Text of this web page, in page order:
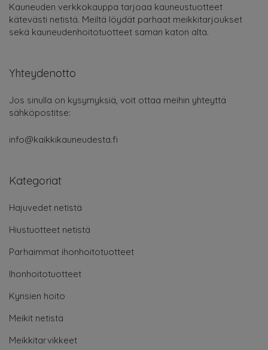
Kauneuden verkkokauppa tarjoaa kauneustuotteet
kätevästi netistä. Meiltä löydät parhaat meikkitarjoukset
sekä kauneudenhoitotuotteet saman katon alta.
Yhteydenotto
Jos sinulla on kysymyksiä, voit ottaa meihin yhteyttä
sähköpostitse:
info@kaikkikauneudesta.fi
Kategoriat
Hajuvedet netistä
Hiustuotteet netistä
Parhaimmat ihonhoitotuotteet
Ihonhoitotuotteet
Kynsien hoito
Meikit netistä
Meikkitarvikkeet